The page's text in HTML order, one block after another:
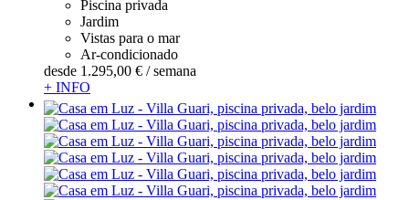
Piscina privada
Jardim
Vistas para o mar
Ar-condicionado
desde 1.295,00 € / semana
+ INFO